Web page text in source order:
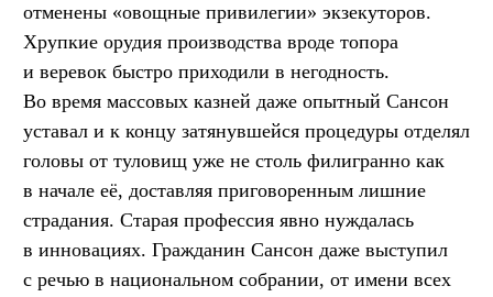
отменены «овощные привилегии» экзекуторов.
Хрупкие орудия производства вроде топора
и веревок быстро приходили в негодность.
Во время массовых казней даже опытный Сансон
уставал и к концу затянувшейся процедуры отделял
головы от туловищ уже не столь филигранно как
в начале её, доставляя приговоренным лишние
страдания. Старая профессия явно нуждалась
в инновациях. Гражданин Сансон даже выступил
с речью в национальном собрании, от имени всех